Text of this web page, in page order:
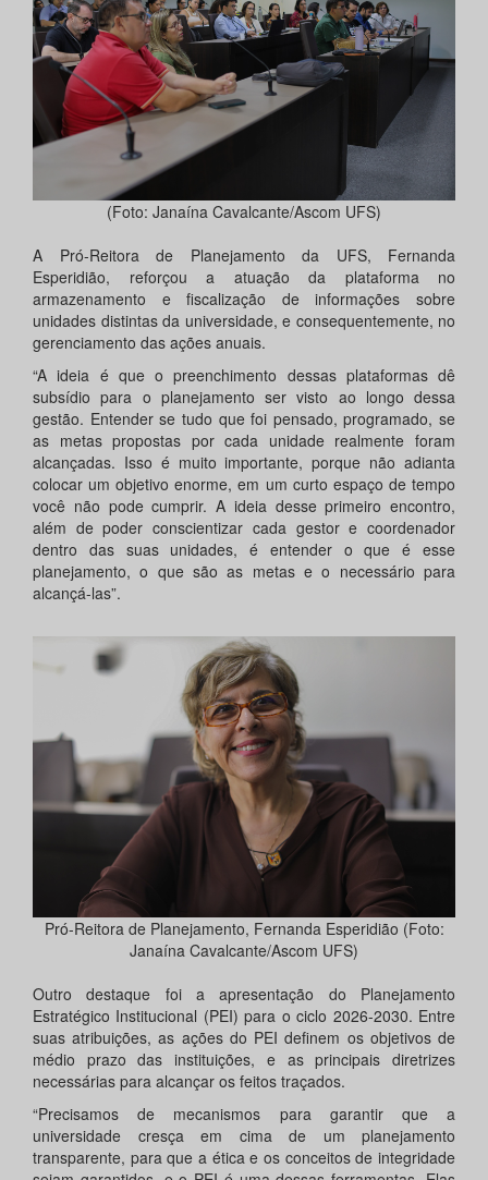
(Foto: Janaína Cavalcante/Ascom UFS)
A Pró-Reitora de Planejamento da UFS, Fernanda
Esperidião, reforçou a atuação da plataforma no
armazenamento e fiscalização de informações sobre
unidades distintas da universidade, e consequentemente, no
gerenciamento das ações anuais.
“A ideia é que o preenchimento dessas plataformas dê
subsídio para o planejamento ser visto ao longo dessa
gestão. Entender se tudo que foi pensado, programado, se
as metas propostas por cada unidade realmente foram
alcançadas. Isso é muito importante, porque não adianta
colocar um objetivo enorme, em um curto espaço de tempo
você não pode cumprir. A ideia desse primeiro encontro,
além de poder conscientizar cada gestor e coordenador
dentro das suas unidades, é entender o que é esse
planejamento, o que são as metas e o necessário para
alcançá-las”.
Pró-Reitora de Planejamento, Fernanda Esperidião (Foto:
Janaína Cavalcante/Ascom UFS)
Outro destaque foi a apresentação do Planejamento
Estratégico Institucional (PEI) para o ciclo 2026-2030. Entre
suas atribuições, as ações do PEI definem os objetivos de
médio prazo das instituições, e as principais diretrizes
necessárias para alcançar os feitos traçados.
“Precisamos de mecanismos para garantir que a
universidade cresça em cima de um planejamento
transparente, para que a ética e os conceitos de integridade